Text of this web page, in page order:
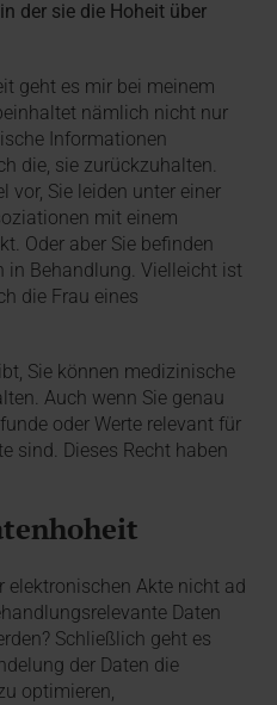
der sie die Hoheit über
geht es mir bei meinem
nämlich nicht nur
Informationen
die, sie zurückzuhalten.
vor, Sie leiden unter einer
mit einem
Oder aber Sie befinden
in Behandlung. Vielleicht ist
die Frau eines
Sie können medizinische
Auch wenn Sie genau
oder Werte relevant für
sind. Dieses Recht haben
elektronischen Akte nicht ad
Daten
Schließlich geht es
der Daten die
optimieren,